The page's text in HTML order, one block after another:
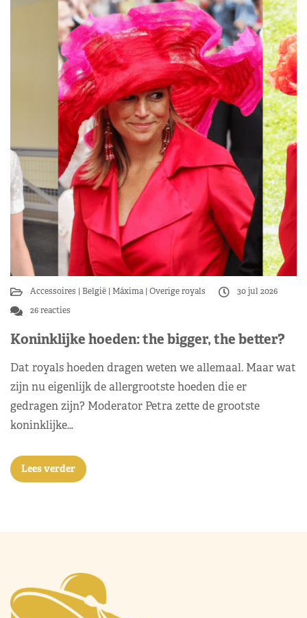
Accessoires België Máxima Overige royals
30 jul 2026
26 reacties
Koninklijke hoeden: the bigger, the better?
Dat royals hoeden dragen weten we allemaal. Maar wat
zijn nu eigenlijk de allergrootste hoeden die er
gedragen zijn? Moderator Petra zette de grootste
koninklijke…
Lees verder